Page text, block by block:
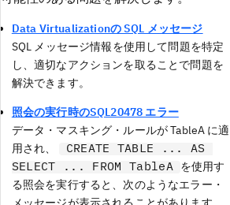
Data Virtualizationの SQL メッセージ
SQL メッセージ情報を使用して問題を特定
し、適切なアクションを取ることで問題を
解決できます。
照会の実行時のSQL20478 エラー
データ・マスキング・ルールが TableA に適
用され、
CREATE TABLE ... AS
SELECT ... FROM TableA を使用す
る照会を実行すると、次のようなエラー・